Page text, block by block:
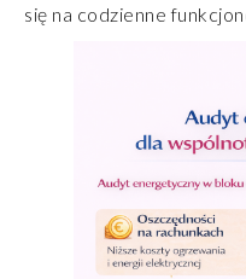
się na codzienne